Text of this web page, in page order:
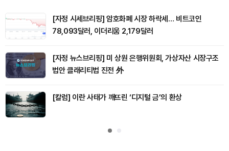
[자정 시세브리핑] 암호화폐 시장 하락세… 비트코인
78,093달러, 이더리움 2,179달러
[자정 뉴스브리핑] 미 상원 은행위원회, 가상자산 시장구조
법안 클래리티법 진전 外
[칼럼] 이란 사태가 깨뜨린 ‘디지털 금’의 환상